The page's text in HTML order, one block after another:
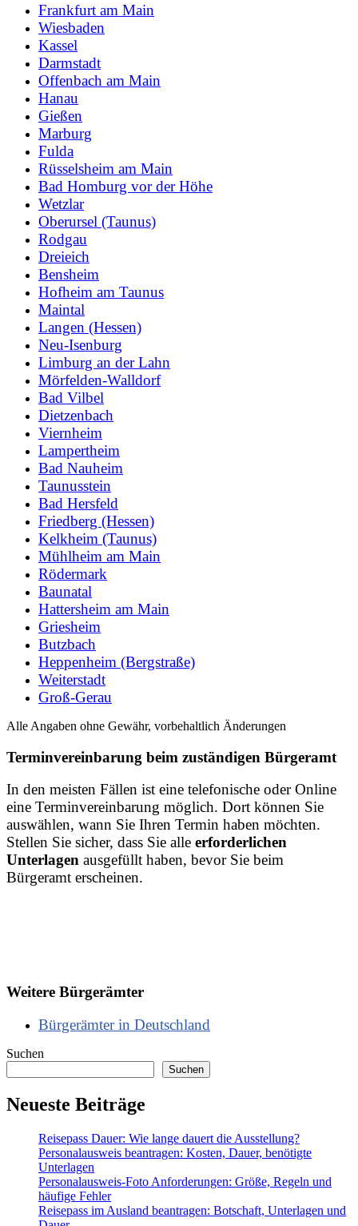
Frankfurt am Main
Wiesbaden
Kassel
Darmstadt
Offenbach am Main
Hanau
Gießen
Marburg
Fulda
Rüsselsheim am Main
Bad Homburg vor der Höhe
Wetzlar
Oberursel (Taunus)
Rodgau
Dreieich
Bensheim
Hofheim am Taunus
Maintal
Langen (Hessen)
Neu-Isenburg
Limburg an der Lahn
Mörfelden-Walldorf
Bad Vilbel
Dietzenbach
Viernheim
Lampertheim
Bad Nauheim
Taunusstein
Bad Hersfeld
Friedberg (Hessen)
Kelkheim (Taunus)
Mühlheim am Main
Rödermark
Baunatal
Hattersheim am Main
Griesheim
Butzbach
Heppenheim (Bergstraße)
Weiterstadt
Groß-Gerau
Alle Angaben ohne Gewähr, vorbehaltlich Änderungen
Terminvereinbarung beim zuständigen Bürgeramt
In den meisten Fällen ist eine telefonische oder Online
eine Terminvereinbarung möglich. Dort können Sie
auswählen, wann Sie Ihren Termin haben möchten.
Stellen Sie sicher, dass Sie alle erforderlichen
Unterlagen ausgefüllt haben, bevor Sie beim
Bürgeramt erscheinen.
Weitere Bürgerämter
Bürgerämter in Deutschland
Suchen
Suchen
Neueste Beiträge
Reisepass Dauer: Wie lange dauert die Ausstellung?
Personalausweis beantragen: Kosten, Dauer, benötigte
Unterlagen
Personalausweis-Foto Anforderungen: Größe, Regeln und
häufige Fehler
Reisepass im Ausland beantragen: Botschaft, Unterlagen und